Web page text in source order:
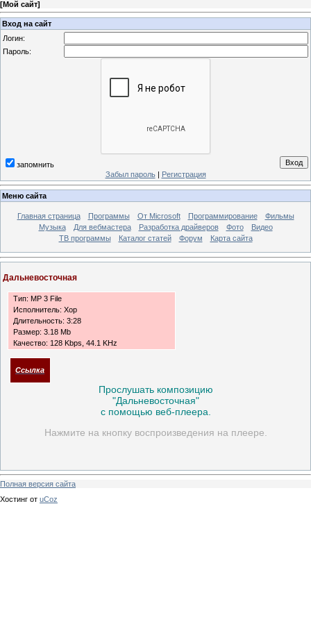
[Мой сайт]
Вход на сайт
Логин:
Пароль:
запомнить
Забыл пароль| Регистрация
Меню сайта
Главная страница Программы От Microsoft Программирование
Фильмы
Музыка
Для вебмастера Разработка драйверов Фото
Видео
ТВ программы
Каталог статей Форум Карта сайта
Дальневосточная
Тип: MP 3 File
Исполнитель: Хор
Длительность: 3:28
Размер: 3.18 Mb
Качество: 128 Kbps, 44.1 KHz
Ссылка
Прослушать композицию
"Дальневосточная"
с помощью веб-плеера.
Нажмите на кнопку воспроизведения на плеере.
Полная версия сайта
Хостинг от uCoz